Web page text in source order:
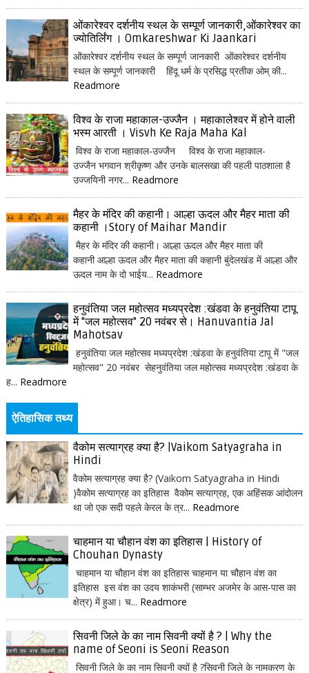
ओंकारेश्वर दर्शनीय स्थल के सम्पूर्ण जानकारी,ओंकारेश्वर का
ज्योतिर्लिंग । Omkareshwar Ki Jaankari
ओंकारेश्वर दर्शनीय स्थल के सम्पूर्ण जानकारी ओंकारेश्वर दर्शनीय
स्थल के सम्पूर्ण जानकारी हिंदू धर्म के प्रसिद्ध प्रतीक ओम् की...
Readmore
विश्व के राजा महाकाल-उज्जैन । महाकालेश्वर में होने वाली
भस्म आरती । Visvh Ke Raja Maha Kal
विश्व के राजा महाकाल-उज्जैन विश्व के राजा महाकाल-
उज्जैन भगवान श्रीकृष्ण और उनके बालसखा की पहली पाठशाला है
उज्जयिनी नगर... Readmore
मैहर के मंदिर की कहानी। आल्हा ऊदल और मैहर माता की
कहानी ।Story of Maihar Mandir
मैहर के मंदिर की कहानी। आल्हा ऊदल और मैहर माता की
कहानी आल्हा ऊदल और मैहर माता की कहानी बुंदेलखंड में आल्हा और
ऊदल नाम के दो भाईय... Readmore
हनुवंतिया जल महोत्सव मध्यप्रदेश :खंडवा के हनुवंतिया टापू
में "जल महोत्सव" 20 नवंबर से। Hanuvantia Jal
Mahotsav
हनुवंतिया जल महोत्सव मध्यप्रदेश :खंडवा के हनुवंतिया टापू में "जल
महोत्सव" 20 नवंबर सेहनुवंतिया जल महोत्सव मध्यप्रदेश :खंडवा के
ह... Readmore
ऐतिहासिक तथ्य
वैकोम सत्याग्रह क्या है? |Vaikom Satyagraha in
Hindi
वैकोम सत्याग्रह क्या है? (Vaikom Satyagraha in Hindi
)वैकोम सत्याग्रह का इतिहास वैकोम सत्याग्रह, एक अहिंसक आंदोलन
था जो एक सदी पहले केरल के त्र... Readmore
चाहमान या चौहान वंश का इतिहास | History of
Chouhan Dynasty
चाहमान या चौहान वंश का इतिहास चाहमान या चौहान वंश का
इतिहास इस वंश का उदय शाकंभरी (साम्भर अजमेर के आस-पास का
क्षेत्र) में हुआ। च... Readmore
सिवनी जिले के का नाम सिवनी क्यों है ? | Why the
name of Seoni is Seoni Reason
सिवनी जिले के का नाम सिवनी क्यों है ?सिवनी जिले के नामकरण के